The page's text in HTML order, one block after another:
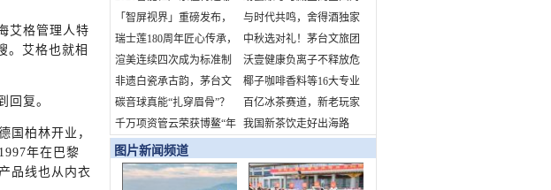
艾格管理人特
。艾格也就相
回复。
国柏林开业，
年在巴黎
品线也从内衣
家？
比
「智屏视界」重磅发布，
开启OTT营销新纪元
与时代共鸣，舍得酒独家
冠名“时代人物致敬盛
典”，诠释当代舍得精神
瑞士莲180周年匠心传承，
定制熊猫巧克力献礼中国
中秋选对礼！茅台文旅团
圆季礼盒：品牌硬、工艺
精、心意足
渲美连续四次成为标准制
定参与单位！引领行业标
杆！
沃壹健康负离子不释放危
害健康的臭氧、正离子，
不形成静电场
非遗白瓷承古韵，茅台文
旅2025年中秋团圆季文创
礼盒即将亮相——以器载
道，重构节日文化新内涵
椰子咖啡香料等16大专业
展区！
碳音球真能“扎穿眉骨”？
科学拆解运动损伤谣言
百亿冰茶赛道，新老玩家
争锋
千万项资管云荣获博鳌“年
度影响力不动产资管数字
化服务商”
我国新茶饮走好出海路
图片新闻频道